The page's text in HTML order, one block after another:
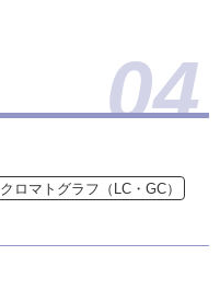
04
クロマトグラフ（LC・GC）